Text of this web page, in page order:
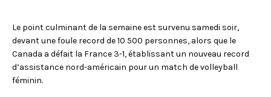
Le point culminant de la semaine est survenu samedi soir,
devant une foule record de 10 500 personnes, alors que le
Canada a défait la France 3-1, établissant un nouveau record
d’assistance nord-américain pour un match de volleyball
féminin.